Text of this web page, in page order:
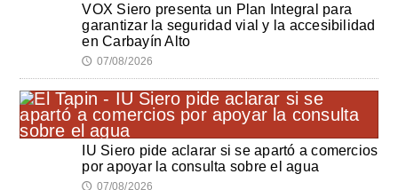
VOX Siero presenta un Plan Integral para
garantizar la seguridad vial y la accesibilidad
en Carbayín Alto
🕔 07/08/2026
IU Siero pide aclarar si se apartó a comercios
por apoyar la consulta sobre el agua
🕔 07/08/2026